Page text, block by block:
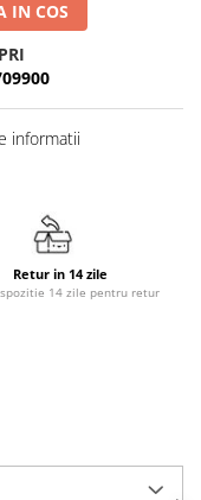
IN COS
informatii
Retur in 14 zile
14 zile pentru retur